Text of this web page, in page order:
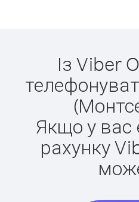
Із Viber
Якщо у вас
рахунку